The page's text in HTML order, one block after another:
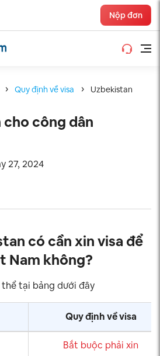
Nộp đơn
Quy định về visa Uzbekistan
công dân
27, 2024
có cần xin visa để
Nam không?
tại bảng dưới đây
Quy định về visa
Bắt buộc phải xin